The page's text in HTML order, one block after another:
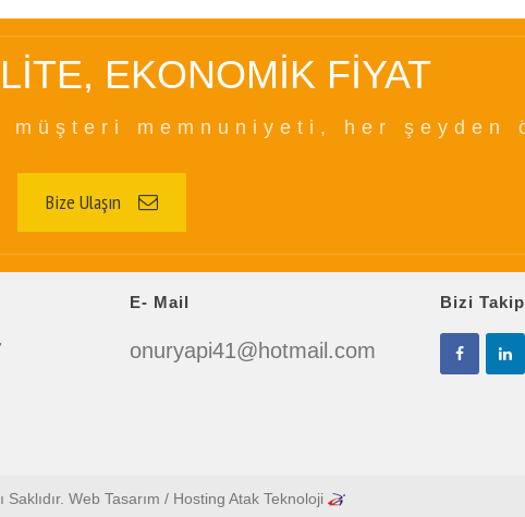
EKONOMİK FİYAT
memnuniyeti, her şeyden
Bize Ulaşın
E- Mail
onuryapi41@hotmail.com
Bizi
Web Tasarım / Hosting Atak Teknoloji